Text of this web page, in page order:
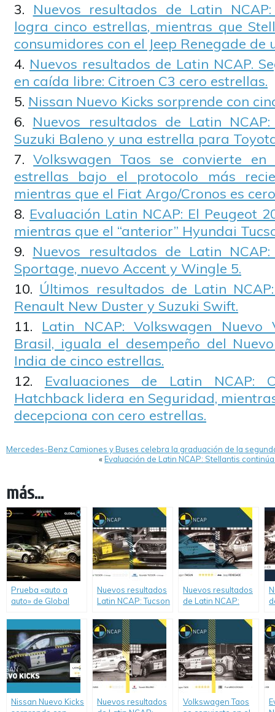
Nuevos resultados de Latin
logra cinco estrellas, mientras que
consumidores con el Jeep Renegade de
Nuevos resultados de Latin NCAP.
en caída libre: Citroen C3 cero estrellas.
Nissan Nuevo Kicks sorprende con
Nuevos resultados de Latin
Suzuki Baleno y una estrella para
Volkswagen Taos se convierte
estrellas bajo el protocolo más
mientras que el Fiat Argo/Cronos es
Evaluación Latin NCAP: El Peugeot
mientras que el “anterior” Hyundai
Nuevos resultados de Latin
Sportage, nuevo Accent y Wingle 5.
Últimos resultados de Latin
Renault New Duster y Suzuki Swift.
Latin NCAP: Volkswagen
Brasil, iguala el desempeño del
India de cinco estrellas.
Evaluaciones de Latin NCAP:
Hatchback lidera en Seguridad,
decepciona con cero estrellas.
Mercedes-Benz Camiones y Buses celebra la graduación de la
«Evaluación de Latin NCAP: Stellantis
más...
Prueba «auto a
auto» de Global
seguridad
vehicular.
Nuevos resultados
Latin NCAP: Tucson
luego de
evaluación.
Nuevos resultados
de Latin NCAP:
logra cinco
estrellas, mientras
que Stellantis
confunde a los
consumidores con
el Jeep Renegade
de una estrella.
Nissan Nuevo Kicks
Nuevos resultados
Volkswagen Taos